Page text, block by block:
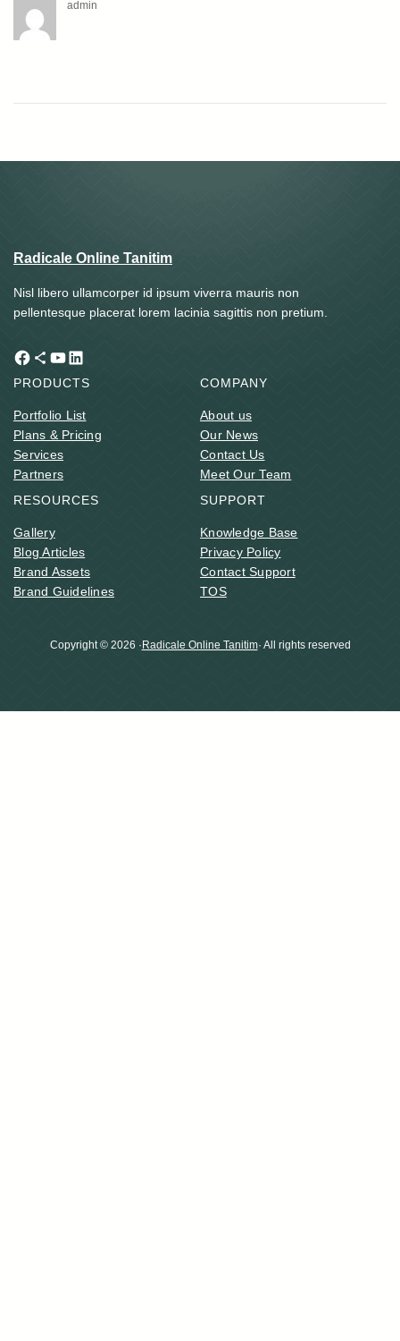
admin
Radicale Online Tanitim
Nisl libero ullamcorper id ipsum viverra mauris non
pellentesque placerat lorem lacinia sagittis non pretium.
Facebook Share Icon YouTube LinkedIn
PRODUCTS
Portfolio List
Plans & Pricing
Services
Partners
COMPANY
About us
Our News
Contact Us
Meet Our Team
RESOURCES
Gallery
Blog Articles
Brand Assets
Brand Guidelines
SUPPORT
Knowledge Base
Privacy Policy
Contact Support
TOS
Copyright © 2026 ·Radicale Online Tanitim· All rights reserved